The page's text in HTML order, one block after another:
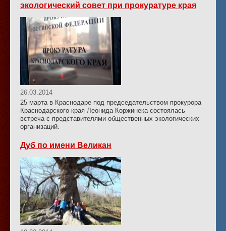
экологический совет при прокуратуре края
26.03.2014
25 марта в Краснодаре под председательством прокурора
Краснодарского края Леонида Коржинека состоялась
встреча с представителями общественных экологических
организаций.
Дуб по имени Великан